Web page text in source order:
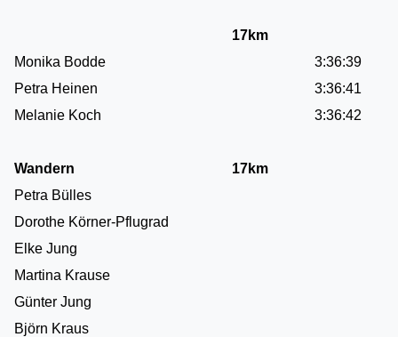
17km
Monika Bodde
3:36:39
Petra Heinen
3:36:41
Melanie Koch
3:36:42
Wandern
17km
Petra Bülles
Dorothe Körner-Pflugrad
Elke Jung
Martina Krause
Günter Jung
Björn Kraus